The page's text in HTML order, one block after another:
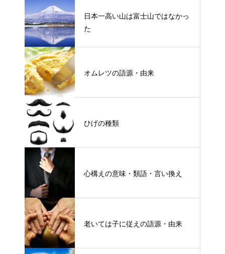
日本一高い山は富士山ではなかっ
た
オムレツの語源・由来
ひげの種類
心構えの意味・類語・言い換え
老いては子に従えの語源・由来